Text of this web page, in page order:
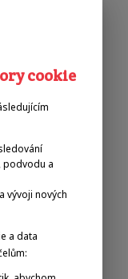
cookie
podvodu a
vývoji nových
a data